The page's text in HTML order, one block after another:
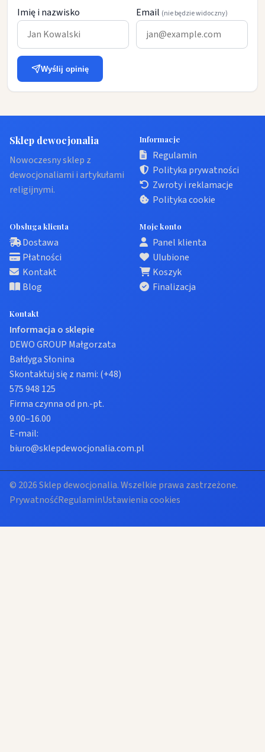
Imię i nazwisko Email (nie będzie widoczny)
Wyślij opinię
Sklep dewocjonalia
Nowoczesny sklep z
dewocjonaliami i artykułami
religijnymi.
Informacje
Regulamin
Polityka prywatności
Zwroty i reklamacje
Polityka cookie
Obsługa klienta
Dostawa
Płatności
Kontakt
Blog
Moje konto
Panel klienta
Ulubione
Koszyk
Finalizacja
Kontakt
Informacja o sklepie
DEWO GROUP Małgorzata
Bałdyga Słonina
Skontaktuj się z nami: (+48)
575 948 125
Firma czynna od pn.-pt.
9.00–16.00
E-mail:
biuro@sklepdewocjonalia.com.pl
© 2026 Sklep dewocjonalia. Wszelkie prawa zastrzeżone.
PrywatnośćRegulaminUstawienia cookies